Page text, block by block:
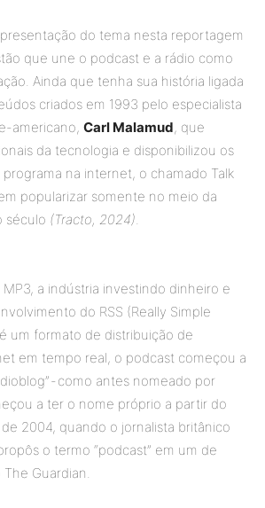
do tema nesta reportagem
que une o podcast e a rádio como
Ainda que tenha sua história ligada
criados em 1993 pelo especialista
americano, Carl Malamud, que
da tecnologia e disponibilizou os
na internet, o chamado Talk
popularizar somente no meio da
século (Tracto, 2024).
a indústria investindo dinheiro e
do RSS (Really Simple
um formato de distribuição de
em tempo real, o podcast começou a
- como antes nomeado por
a ter o nome próprio a partir do
2004, quando o jornalista britânico
o termo “podcast” em um de
Guardian.